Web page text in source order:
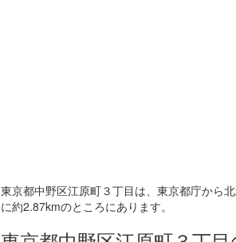
東京都中野区江原町３丁目は、東京都庁から
に約2.87kmのところにあります。